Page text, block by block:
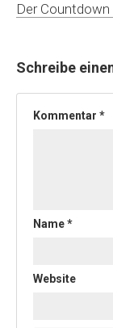
Der
Schreibe
Kommentar *
Name*
Website